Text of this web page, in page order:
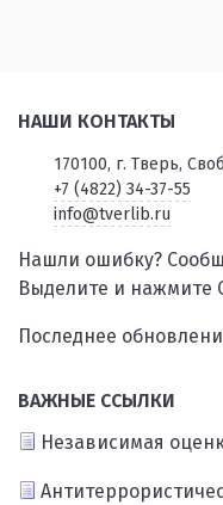
НАШИ КОНТАКТЫ
170100, г. Тверь,
+7 (4822) 34-37-55
info@tverlib.ru
Нашли ошибку?
Выделите и нажмите
Последнее
ВАЖНЫЕ ССЫЛКИ
Независимая